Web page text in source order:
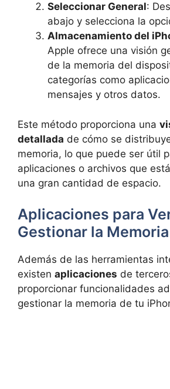
Seleccionar General:
abajo y selecciona la
Almacenamiento del
Apple ofrece una visión
de la memoria del
categorías como
mensajes y otros datos.
Este método proporciona una
detallada de cómo se
memoria, lo que puede ser útil
aplicaciones o archivos que
una gran cantidad de espacio.
Aplicaciones para
Gestionar la Memoria
Además de las herramientas
existen aplicaciones de
proporcionar funcionalidades
gestionar la memoria de tu